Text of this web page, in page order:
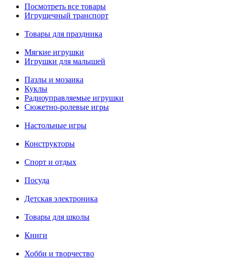
Посмотреть все товары
Игрушечный транспорт
Товары для праздника
Мягкие игрушки
Игрушки для малышей
Пазлы и мозаика
Куклы
Радиоуправляемые игрушки
Сюжетно-ролевые игры
Настольные игры
Конструкторы
Спорт и отдых
Посуда
Детская электроника
Товары для школы
Книги
Хобби и творчество